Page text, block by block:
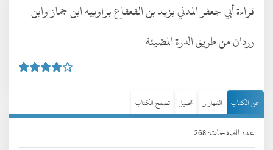
قراءة أبي جعفر المدني يزيد بن القعقاع براوييه ابن جماز وابن
وردان من طريق الدرة المضيئة
عن الكتاب الفهارس تحميل تصفح الكتاب
عدد الصفحات: 268